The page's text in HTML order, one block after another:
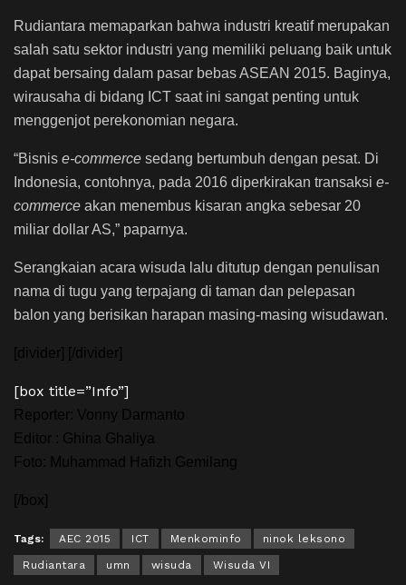
Rudiantara memaparkan bahwa industri kreatif merupakan
salah satu sektor industri yang memiliki peluang baik untuk
dapat bersaing dalam pasar bebas ASEAN 2015. Baginya,
wirausaha di bidang ICT saat ini sangat penting untuk
menggenjot perekonomian negara.
“Bisnis e-commerce sedang bertumbuh dengan pesat. Di
Indonesia, contohnya, pada 2016 diperkirakan transaksi e-
commerce akan menembus kisaran angka sebesar 20
miliar dollar AS,” paparnya.
Serangkaian acara wisuda lalu ditutup dengan penulisan
nama di tugu yang terpajang di taman dan pelepasan
balon yang berisikan harapan masing-masing wisudawan.
[divider] [/divider]
[box title=”Info”]
Reporter: Vonny Darmanto
Editor : Ghina Ghaliya
Foto: Muhammad Hafizh Gemilang
[/box]
Tags: AEC 2015 ICT Menkominfo ninok leksono
Rudiantara umn wisuda Wisuda VI